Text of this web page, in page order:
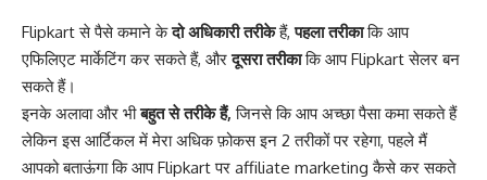
Flipkart से पैसे कमाने केदो अधिकारी तरीकेहैं,पहला तरीकाकि आप
एफिलिएट मार्केटिंग कर सकते हैं, औरदूसरा तरीकाकि आप Flipkart सेलर बन
सकते हैं।
इनके अलावा और भीबहुत से तरीके हैं,जिनसे कि आप अच्छा पैसा कमा सकते हैं
लेकिन इस आर्टिकल में मेरा अधिक फ़ोकस इन 2 तरीकों पर रहेगा, पहले मैं
आपको बताऊंगा कि आप Flipkart पर affiliate marketing कैसे कर सकते